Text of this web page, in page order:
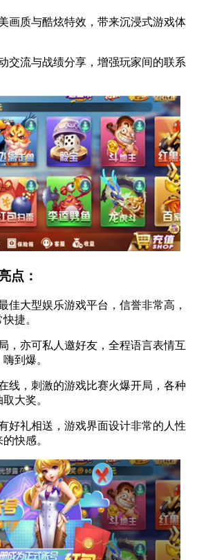
质与酷炫特效，带来沉浸式游戏体
流与战绩分享，增强玩家间的联系
点：
大型娱乐游戏平台，信誉非常高，
捷。
亦可私人邀好友，全程语言表情互
到爆。
，刺激的游戏比赛火爆开局，各种
大奖。
礼相送，游戏界面设计非常的人性
快感。